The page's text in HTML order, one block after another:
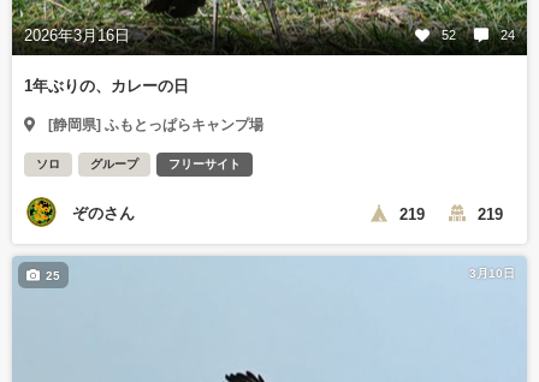
2026年3月16日 52 24
1年ぶりの、カレーの日
[静岡県] ふもとっぱらキャンプ場
ソロ グループ フリーサイト
ぞのさん 219 219
3月10日
25